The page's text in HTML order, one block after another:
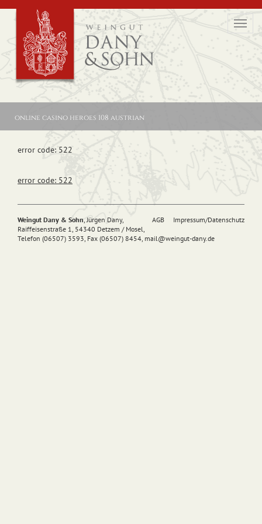
online casino heroes 108 austrian
error code: 522
error code: 522
AGB Impressum/Datenschutz
Weingut Dany & Sohn, Jürgen Dany,
Raiffeisenstraße 1, 54340 Detzem / Mosel,
Telefon (06507) 3593, Fax (06507) 8454, mail@weingut-dany.de